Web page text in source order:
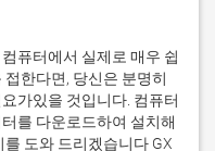
퓨터에서 실제로 매우 쉽
한다면, 당신은 분명히
가있을 것입니다. 컴퓨터
를 다운로드하여 설치해
도와 드리겠습니다 GX